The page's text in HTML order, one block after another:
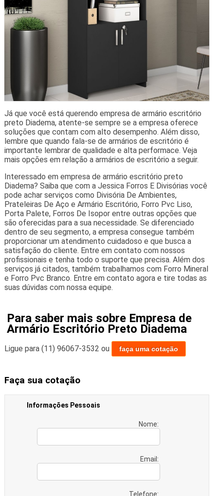
Já que você está querendo empresa de armário escritório
preto Diadema, atente-se sempre se a empresa oferece
soluções que contam com alto desempenho. Além disso,
lembre que quando fala-se de armários de escritório é
importante lembrar de qualidade e alta performace. Veja
mais opções em relação a armários de escritório a seguir.
Interessado em empresa de armário escritório preto
Diadema? Saiba que com a Jessica Forros E Divisórias você
pode achar serviços como Divisória De Ambientes,
Prateleiras De Aço e Armário Escritório, Forro Pvc Liso,
Porta Palete, Forros De Isopor entre outras opções que
são oferecidas para a sua necessidade. Se diferenciado
dentro de seu segmento, a empresa consegue também
proporcionar um atendimento cuidadoso e que busca a
satisfação do cliente. Entre em contato com nossos
profissionais e tenha todo o suporte que precisa. Além dos
serviços já citados, também trabalhamos com Forro Mineral
e Forro Pvc Branco. Entre em contato agora e tire todas as
suas dúvidas com nossa equipe.
Para saber mais sobre Empresa de
Armário Escritório Preto Diadema
Ligue para (11) 96067-3532 ou faça uma cotação
Faça sua cotação
Informações Pessoais
Nome:
Email:
Telefone: